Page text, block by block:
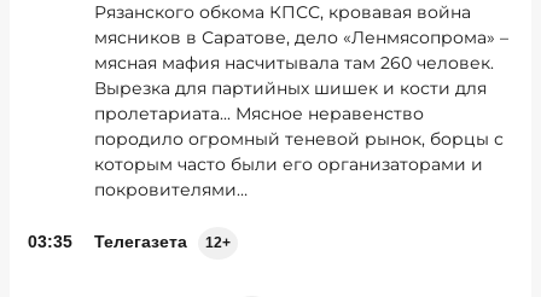
Рязанского обкома КПСС, кровавая война
мясников в Саратове, дело «Ленмясопрома» –
мясная мафия насчитывала там 260 человек.
Вырезка для партийных шишек и кости для
пролетариата... Мясное неравенство
породило огромный теневой рынок, борцы с
которым часто были его организаторами и
покровителями…
03:35 Телегазета 12+